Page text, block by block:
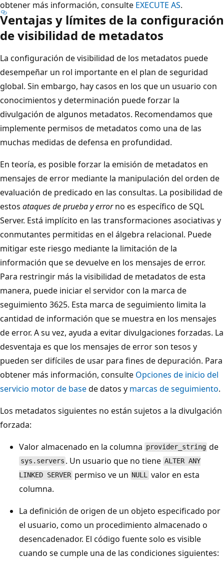
obtener más información, consulte EXECUTE AS.
Ventajas y límites de la configuración
de visibilidad de metadatos
La configuración de visibilidad de los metadatos puede
desempeñar un rol importante en el plan de seguridad
global. Sin embargo, hay casos en los que un usuario con
conocimientos y determinación puede forzar la
divulgación de algunos metadatos. Recomendamos que
implemente permisos de metadatos como una de las
muchas medidas de defensa en profundidad.
En teoría, es posible forzar la emisión de metadatos en
mensajes de error mediante la manipulación del orden de
evaluación de predicado en las consultas. La posibilidad de
estos ataques de prueba y errorno es específico de SQL
Server. Está implícito en las transformaciones asociativas y
conmutantes permitidas en el álgebra relacional. Puede
mitigar este riesgo mediante la limitación de la
información que se devuelve en los mensajes de error.
Para restringir más la visibilidad de metadatos de esta
manera, puede iniciar el servidor con la marca de
seguimiento 3625. Esta marca de seguimiento limita la
cantidad de información que se muestra en los mensajes
de error. A su vez, ayuda a evitar divulgaciones forzadas. La
desventaja es que los mensajes de error son tesos y
pueden ser difíciles de usar para fines de depuración. Para
obtener más información, consulte Opciones de inicio del
servicio motor de basede datos y marcas de seguimiento.
Los metadatos siguientes no están sujetos a la divulgación
forzada:
Valor almacenado en la columna provider_string de
sys.servers . Un usuario que no tiene ALTER ANY
LINKED SERVER permiso ve un NULL valor en esta
columna.
La definición de origen de un objeto especificado por
el usuario, como un procedimiento almacenado o
desencadenador. El código fuente solo es visible
cuando se cumple una de las condiciones siguientes: